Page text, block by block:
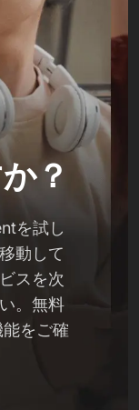
？
を試し
動して
スを次
。無料
をご確